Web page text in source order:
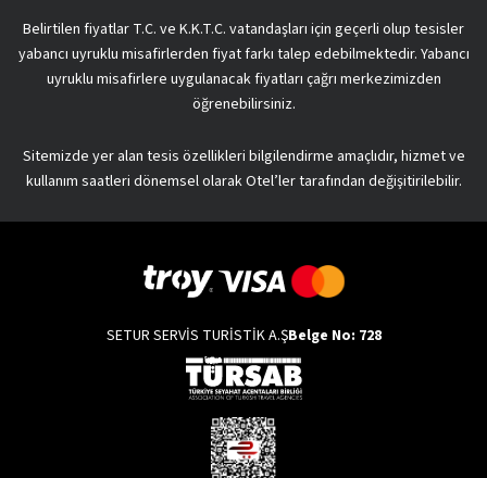
Belirtilen fiyatlar T.C. ve K.K.T.C. vatandaşları için geçerli olup tesisler
yabancı uyruklu misafirlerden fiyat farkı talep edebilmektedir. Yabancı
uyruklu misafirlere uygulanacak fiyatları çağrı merkezimizden
öğrenebilirsiniz.
Sitemizde yer alan tesis özellikleri bilgilendirme amaçlıdır, hizmet ve
kullanım saatleri dönemsel olarak Otel’ler tarafından değişitirilebilir.
SETUR SERVİS TURİSTİK A.ŞBelge No: 728